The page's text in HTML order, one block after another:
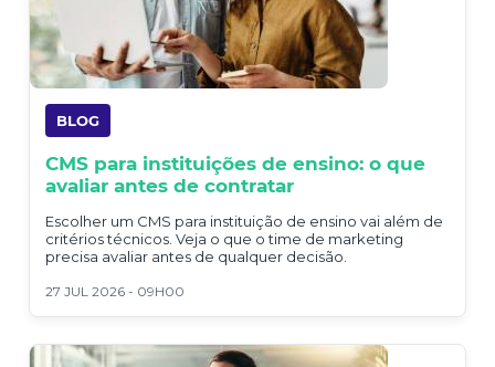
BLOG
CMS para instituições de ensino: o que
avaliar antes de contratar
Escolher um CMS para instituição de ensino vai além de
critérios técnicos. Veja o que o time de marketing
precisa avaliar antes de qualquer decisão.
27 JUL 2026 - 09H00